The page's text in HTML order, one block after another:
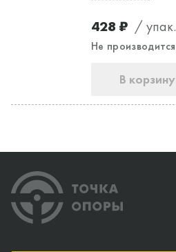
428 ₽ / упак.
Не производится
В корзину